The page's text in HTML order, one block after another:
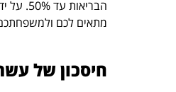
מתאים לכם
חיסכון של